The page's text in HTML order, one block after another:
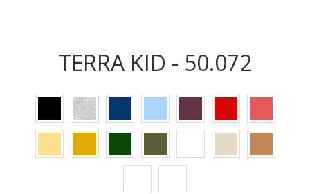
TERRA KID - 50.072